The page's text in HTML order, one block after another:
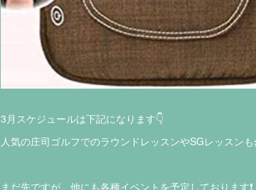
3月スケジュールは下記になります👇
人気の庄司ゴルフでのラウンドレッスンやSGレッスン
まだ先ですが、他にも各種イベントを予定しております❗️